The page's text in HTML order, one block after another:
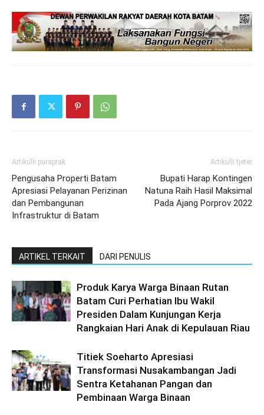
Artikulli paraprak
Pengusaha Properti Batam
Apresiasi Pelayanan Perizinan
dan Pembangunan
Infrastruktur di Batam
Artikulli tjetër
Bupati Harap Kontingen
Natuna Raih Hasil Maksimal
Pada Ajang Porprov 2022
ARTIKEL TERKAIT DARI PENULIS
Produk Karya Warga Binaan Rutan
Batam Curi Perhatian Ibu Wakil
Presiden Dalam Kunjungan Kerja
Rangkaian Hari Anak di Kepulauan Riau
Titiek Soeharto Apresiasi
Transformasi Nusakambangan Jadi
Sentra Ketahanan Pangan dan
Pembinaan Warga Binaan